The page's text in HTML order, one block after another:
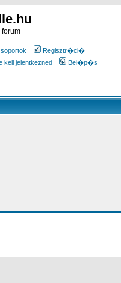
forum
Regisztr�ci�
jelentkezned Bel�p�s